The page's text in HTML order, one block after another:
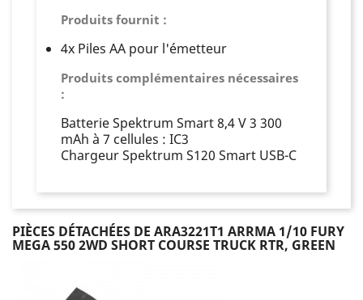
Produits fournit :
4x Piles AA pour l'émetteur
Produits complémentaires nécessaires
:
Batterie Spektrum Smart 8,4 V 3 300
mAh à 7 cellules : IC3
Chargeur Spektrum S120 Smart USB-C
PIÈCES DÉTACHÉES DE ARA3221T1 ARRMA 1/10 FURY
MEGA 550 2WD SHORT COURSE TRUCK RTR, GREEN